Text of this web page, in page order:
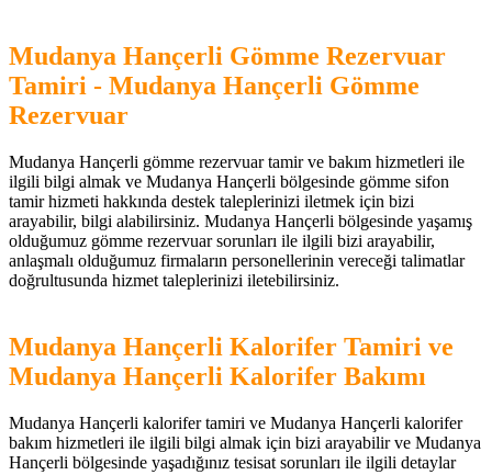
Mudanya Hançerli Gömme Rezervuar
Tamiri - Mudanya Hançerli Gömme
Rezervuar
Mudanya Hançerli gömme rezervuar tamir ve bakım hizmetleri ile
ilgili bilgi almak ve Mudanya Hançerli bölgesinde gömme sifon
tamir hizmeti hakkında destek taleplerinizi iletmek için bizi
arayabilir, bilgi alabilirsiniz. Mudanya Hançerli bölgesinde yaşamış
olduğumuz gömme rezervuar sorunları ile ilgili bizi arayabilir,
anlaşmalı olduğumuz firmaların personellerinin vereceği talimatlar
doğrultusunda hizmet taleplerinizi iletebilirsiniz.
Mudanya Hançerli Kalorifer Tamiri ve
Mudanya Hançerli Kalorifer Bakımı
Mudanya Hançerli kalorifer tamiri ve Mudanya Hançerli kalorifer
bakım hizmetleri ile ilgili bilgi almak için bizi arayabilir ve Mudanya
Hançerli bölgesinde yaşadığınız tesisat sorunları ile ilgili detaylar